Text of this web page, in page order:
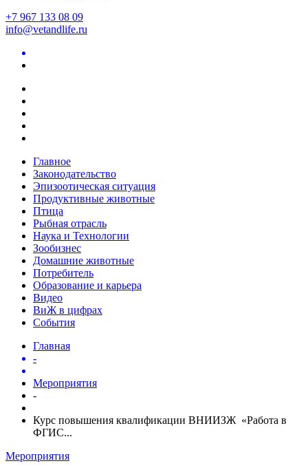
+7 967 133 08 09
info@vetandlife.ru
Главное
Законодательство
Эпизоотическая ситуация
Продуктивные животные
Птица
Рыбная отрасль
Наука и Технологии
Зообизнес
Домашние животные
Потребитель
Образование и карьера
Видео
ВиЖ в цифрах
События
Главная
-
Мероприятия
-
Курс повышения квалификации ВНИИЗЖ «Работа в
ФГИС...
Мероприятия